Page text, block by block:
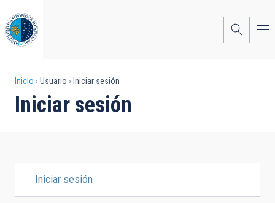
al
contenido
principal
Sobrescribir
enlaces
la
Inicio Usuario Iniciar sesión
Iniciar sesión
PRINCIPALES
Iniciar sesión